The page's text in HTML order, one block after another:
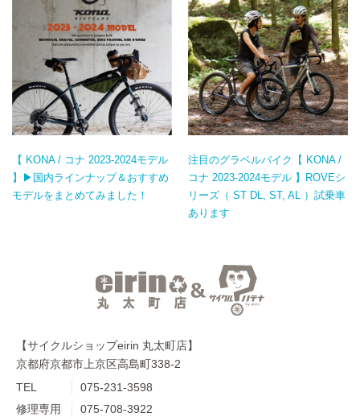
【 KONA / コナ 2023-2024モデル
】▶国内ラインナップ＆おすすめ
モデルをまとめてみました！
注目のグラベルバイク【 KONA /
コナ 2023-2024モデル 】ROVEシ
リーズ（ ST DL, ST, AL ）試乗車
あります
【サイクルショップeirin 丸太町店】
京都府京都市上京区高島町338-2
TEL
075-231-3598
修理専用
075-708-3922